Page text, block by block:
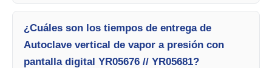
¿Cuáles son los tiempos de entrega de
Autoclave vertical de vapor a presión con
pantalla digital YR05676 // YR05681?